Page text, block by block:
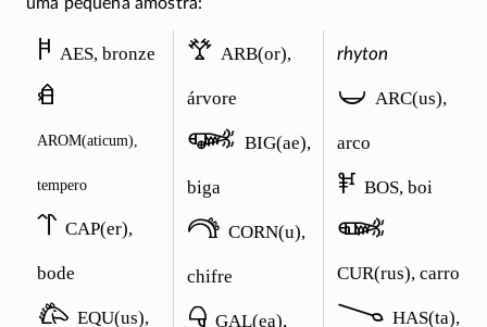
uma pequena amostra:
𐂚 AES, bronze
𐂑
AROM(aticum),
tempero
𐁒 CAP(er),
bode
𐂃 EQU(us),
𐂷 ARB(or),
árvore
𐃌 BIG(ae),
biga
𐂠 CORN(u),
chifre
𐃃 GAL(ea),
rhyton
𐃔 ARC(us),
arco
𐂍 BOS, boi
𐃍
CUR(rus), carro
𐃆 HAS(ta),